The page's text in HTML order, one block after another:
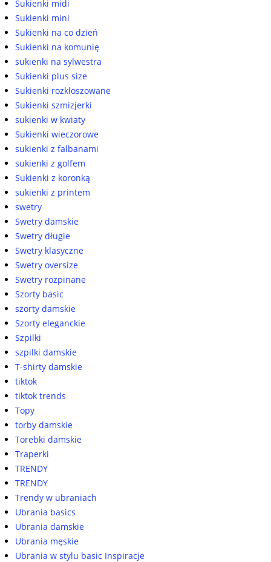
Sukienki midi
Sukienki mini
Sukienki na co dzień
Sukienki na komunię
sukienki na sylwestra
Sukienki plus size
Sukienki rozkloszowane
Sukienki szmizjerki
sukienki w kwiaty
Sukienki wieczorowe
sukienki z falbanami
sukienki z golfem
Sukienki z koronką
sukienki z printem
swetry
Swetry damskie
Swetry długie
Swetry klasyczne
Swetry oversize
Swetry rozpinane
Szorty basic
szorty damskie
Szorty eleganckie
Szpilki
szpilki damskie
T-shirty damskie
tiktok
tiktok trends
Topy
torby damskie
Torebki damskie
Traperki
TRENDY
TRENDY
Trendy w ubraniach
Ubrania basics
Ubrania damskie
Ubrania męskie
Ubrania w stylu basic Inspiracje